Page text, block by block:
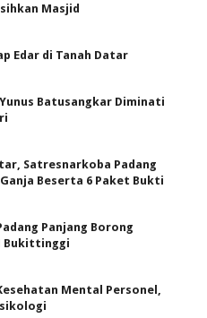
Masjid
Edar di Tanah Datar
Batusangkar Diminati
Satresnarkoba Padang
Beserta 6 Paket Bukti
Panjang Borong
Bukittinggi
Mental Personel,